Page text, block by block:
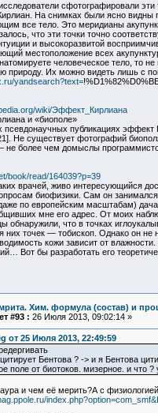
сфотографировали
На снимках были ясно
все тело. Это меридианы
что эти точки точно
и высокоразвитой
местоположение всех
человеческое тело, то
природу. Их можно видеть лишь с
yandsearch?text=
wiki/Эффект_Кирлиана
и «биополе»
псевдонаучных публикациях
Не существует фотографий
не более чем домыслы
book/read/164039?p=39
врачей, живо интересующийся
биофизики. Сам он
по европейским масштабам)
мне его адрес. От моих
обнаружили, что в точках
них точек — тобископ. Однако он
кожи зависит от
Вот бы разработать его
Хим. формула (состав) и
#93 : 26 Июля 2013, 09:02:14 »
от 25 Июля 2013, 22:49:59
Бентова ? -> и я Бентова
поле от биотоков. мизерное. и что
и чем её мерить?А с